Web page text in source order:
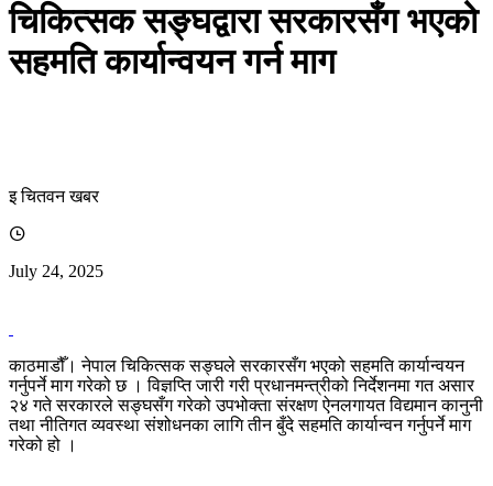
चिकित्सक सङ्घद्वारा सरकारसँग भएको
सहमति कार्यान्वयन गर्न माग
इ चितवन खबर
July 24, 2025
काठमाडौँ। नेपाल चिकित्सक सङ्घले सरकारसँग भएको सहमति कार्यान्वयन
गर्नुपर्ने माग गरेको छ । विज्ञप्ति जारी गरी प्रधानमन्त्रीको निर्देशनमा गत असार
२४ गते सरकारले सङ्घसँग गरेको उपभोक्ता संरक्षण ऐनलगायत विद्यमान कानुनी
तथा नीतिगत व्यवस्था संशोधनका लागि तीन बुँदे सहमति कार्यान्वन गर्नुपर्ने माग
गरेको हो ।